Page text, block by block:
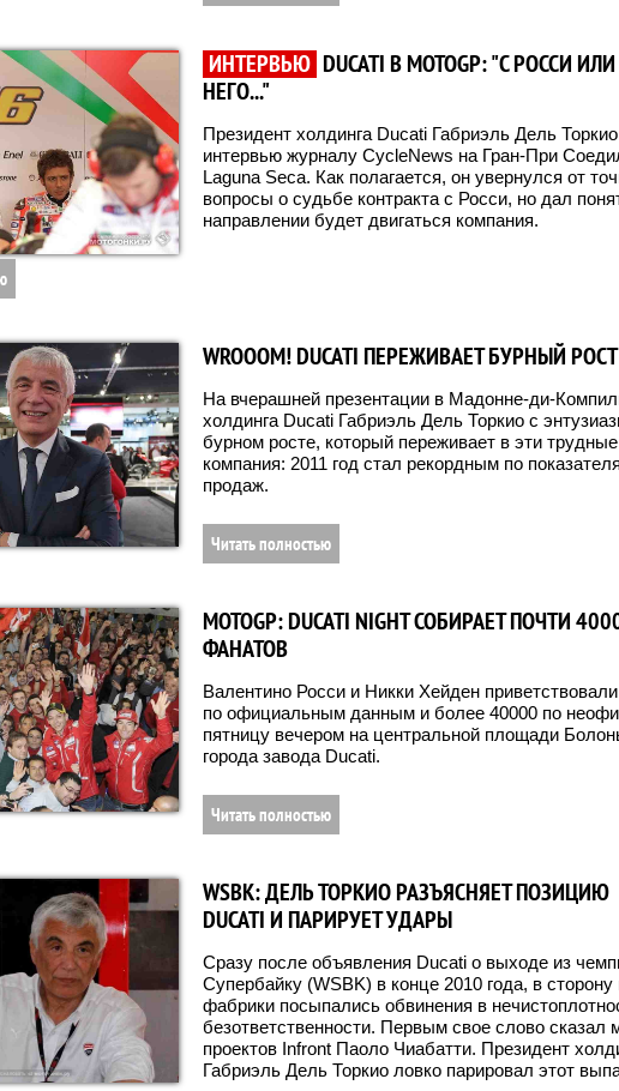
ИНТЕРВЬЮ DUCATI В MOTOGP: "С РОССИ
НЕГО..."
Президент холдинга Ducati Габриэль Дель
интервью журналу CycleNews на Гран-При
Laguna Seca. Как полагается, он увернулся от
вопросы о судьбе контракта с Росси, но дал
направлении будет двигаться компания.
WROOOM! DUCATI ПЕРЕЖИВАЕТ БУРНЫЙ РОСТ
На вчерашней презентации в Мадонне-ди-
холдинга Ducati Габриэль Дель Торкио с
бурном росте, который переживает в эти
компания: 2011 год стал рекордным по
продаж.
Читать полностью
MOTOGP: DUCATI NIGHT СОБИРАЕТ ПОЧТИ
ФАНАТОВ
Валентино Росси и Никки Хейден
по официальным данным и более 40000 по
пятницу вечером на центральной площади
города завода Ducati.
Читать полностью
WSBK: ДЕЛЬ ТОРКИО РАЗЪЯСНЯЕТ ПОЗИЦИЮ
DUCATI И ПАРИРУЕТ УДАРЫ
Сразу после объявления Ducati о выходе из
Супербайку (WSBK) в конце 2010 года, в сторону
фабрики посыпались обвинения в
безответственности. Первым свое слово сказал
проектов Infront Паоло Чиабатти. Президент
Габриэль Дель Торкио ловко парировал этот